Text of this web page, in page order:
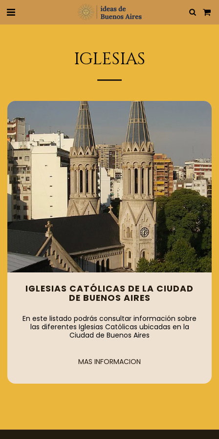
IGLESIAS
IGLESIAS CATÓLICAS DE LA CIUDAD
DE BUENOS AIRES
En este listado podrás consultar información sobre
las diferentes Iglesias Católicas ubicadas en la
Ciudad de Buenos Aires
MAS INFORMACION